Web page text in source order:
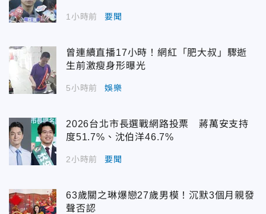
1小時前 要聞
曾連續直播17小時！網紅「肥大叔」驟逝
生前激瘦身形曝光
5小時前 娛樂
2026台北市長選戰網路投票 蔣萬安支持
度51.7%、沈伯洋46.7%
2小時前 要聞
63歲關之琳爆戀27歲男模！沉默3個月親發
聲否認